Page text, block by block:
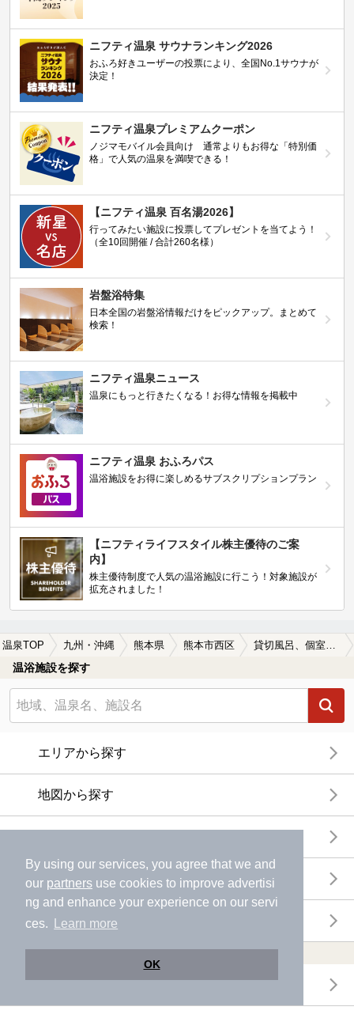
By using our services, you agree that we and
our partners use cookies to improve advertisi
ng and enhance your experience on our servi
ces.
Learn more
OK
ニフティ温泉 サウナランキング2026
おふろ好きユーザーの投票により、全国No.1サウナが
決定！
ニフティ温泉プレミアムクーポン
ノジマモバイル会員向け 通常よりもお得な「特別価
格」で人気の温泉を満喫できる！
【ニフティ温泉 百名湯2026】
行ってみたい施設に投票してプレゼントを当てよう！
（全10回開催 / 合計260名様）
岩盤浴特集
日本全国の岩盤浴情報だけをピックアップ。まとめて
検索！
ニフティ温泉ニュース
温泉にもっと行きたくなる！お得な情報を掲載中
ニフティ温泉 おふろパス
温浴施設をお得に楽しめるサブスクリプションプラン
【ニフティライフスタイル株主優待のご案
内】
株主優待制度で人気の温浴施設に行こう！対象施設が
拡充されました！
温泉TOP 九州・沖縄 熊本県 熊本市西区
温浴施設を探す
エリアから探す
地図から探す
温泉地から探す
関連キーワードから探す
おトクに利用する
電子チケットが利用できる施設一覧